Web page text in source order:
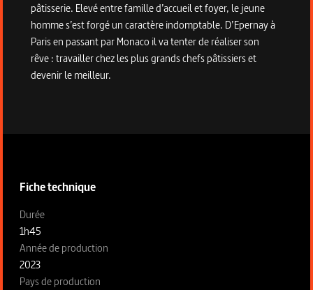
pâtisserie. Elevé entre famille d’accueil et foyer, le jeune
homme s’est forgé un caractère indomptable. D’Epernay à
Paris en passant par Monaco il va tenter de réaliser son
rêve : travailler chez les plus grands chefs pâtissiers et
devenir le meilleur.
Fiche technique
Fiche technique section gauche
Durée
1h45
Année de production
2023
Pays de production